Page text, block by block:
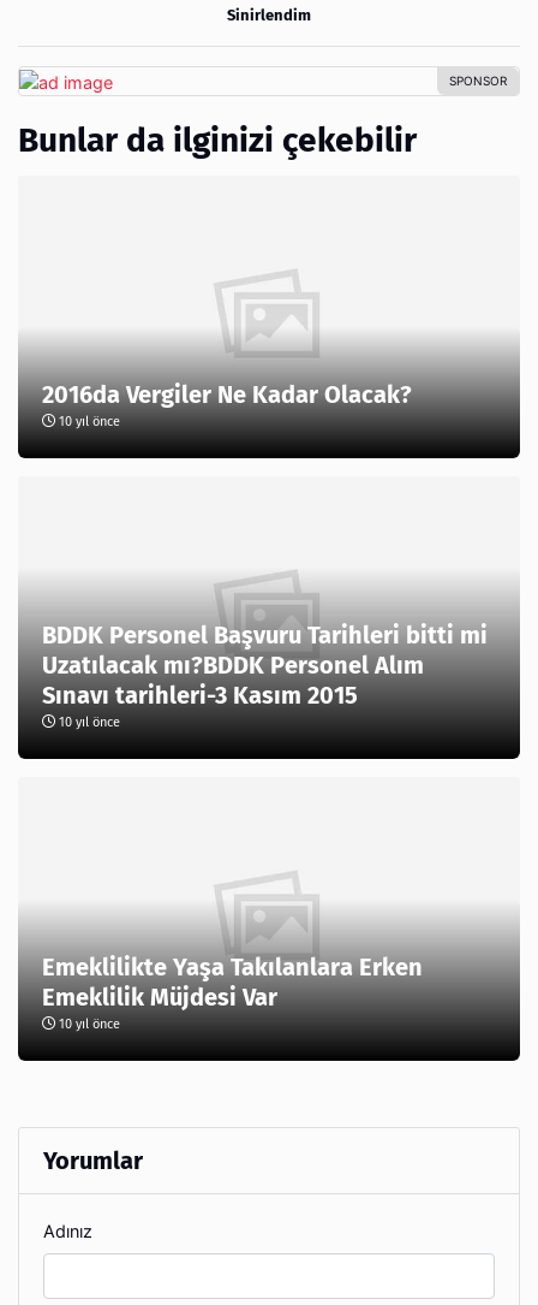
Sinirlendim
Bunlar da ilginizi çekebilir
2016da Vergiler Ne Kadar Olacak?
10 yıl önce
BDDK Personel Başvuru Tarihleri bitti mi
Uzatılacak mı?BDDK Personel Alım
Sınavı tarihleri-3 Kasım 2015
10 yıl önce
Emeklilikte Yaşa Takılanlara Erken
Emeklilik Müjdesi Var
10 yıl önce
Yorumlar
Adınız